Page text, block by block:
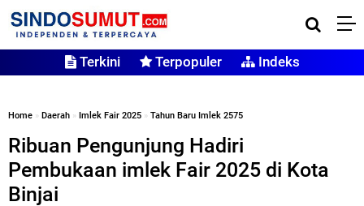
Terkini Terpopuler Indeks
Home » Daerah » Imlek Fair 2025 » Tahun Baru Imlek 2575
Ribuan Pengunjung Hadiri
Pembukaan imlek Fair 2025 di Kota
Binjai